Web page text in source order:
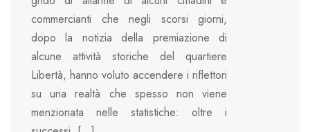
commercianti che negli scorsi giorni,
dopo la notizia della premiazione di
alcune attività storiche del quartiere
Libertà, hanno voluto accendere i riflettori
su una realtà che spesso non viene
menzionata nelle statistiche: oltre i